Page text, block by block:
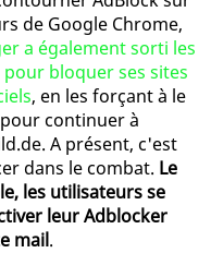
de Google Chrome,
a également sorti les
bloquer ses sites
, en les forçant à le
continuer à
A présent, c'est
dans le combat. Le
les utilisateurs se
leur Adblocker
mail.